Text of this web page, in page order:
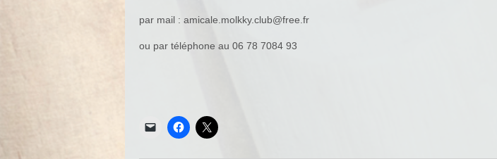
par mail : amicale.molkky.club@free.fr
ou par téléphone au 06 78 7084 93